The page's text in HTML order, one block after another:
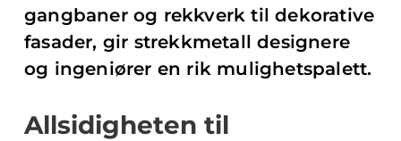
gangbaner og rekkverk til dekorative
fasader, gir strekkmetall designere
og ingeniører en rik mulighetspalett.
Allsidigheten til